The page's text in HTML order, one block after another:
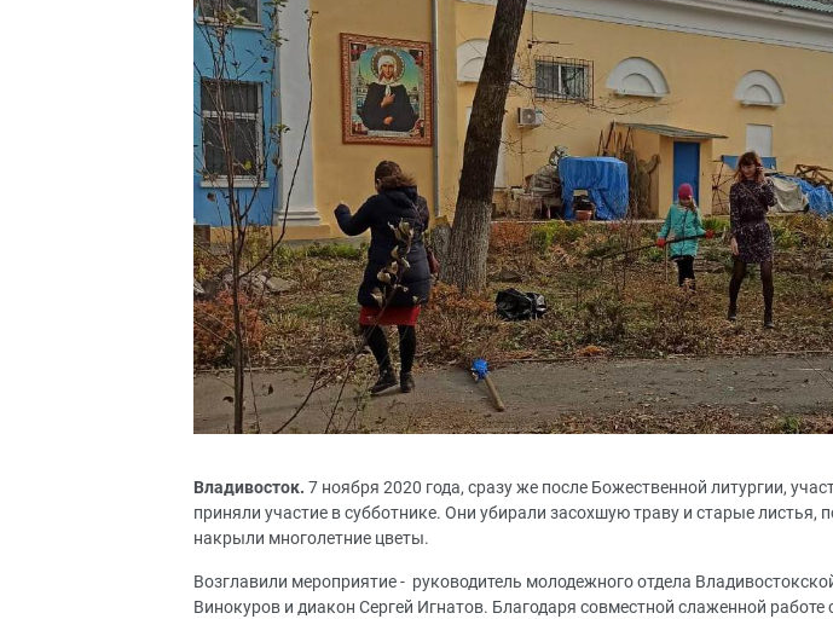
Владивосток. 7 ноября 2020 года, сразу же после Божественной литургии,
приняли участие в субботнике. Они убирали засохшую траву и старые листья,
накрыли многолетние цветы.
Возглавили мероприятие - руководитель молодежного отдела
Винокуров и диакон Сергей Игнатов. Благодаря совместной слаженной работе